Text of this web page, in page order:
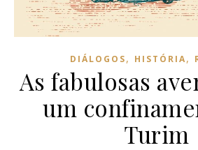
DIÁLOGOS, HISTÓRIA,
As fabulosas
um
Turim